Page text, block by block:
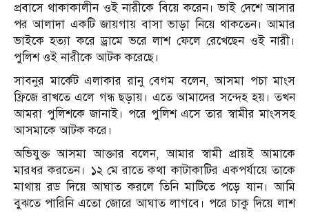
প্রবাসে থাকাকালীন ওই নারীকে বিয়ে করেন। ভাই দেশে আসার
পর আলাদা একটি জায়গায় বাসা ভাড়া নিয়ে থাকতেন। আমার
ভাইকে হত্যা করে ড্রামে ভরে লাশ ফেলে রেখেছেন ওই নারী।
পুলিশ ওই নারীকে আটক করেছে।
সাবনুর মার্কেট এলাকার রানু বেগম বলেন, আসমা পচা মাংস
ফ্রিজে রাখতে এলে গন্ধ ছড়ায়। এতে আমাদের সন্দেহ হয়। তখন
আমরা পুলিশকে জানাই। পরে পুলিশ এসে তার স্বামীর মাংসসহ
আসমাকে আটক করে।
অভিযুক্ত আসমা আক্তার বলেন, আমার স্বামী প্রায়ই আমাকে
মারধর করতেন। ১২ মে রাতে কথা কাটাকাটির একপর্যায়ে তাকে
মাথায় রড দিয়ে আঘাত করলে তিনি মাটিতে পড়ে যান। আমি
বুঝতে পারিনি এতো জোরে আঘাত লাগবে। পরে চাকু দিয়ে লাশ